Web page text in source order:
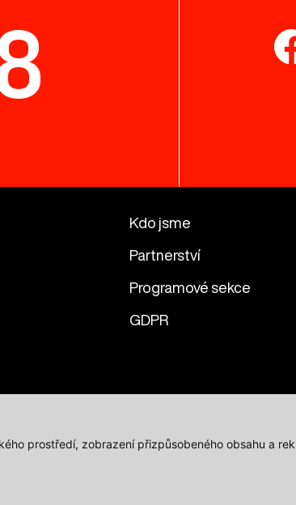
prostředí, zobrazení přizpůsobeného obsahu a
Kdo jsme
Partnerství
Programové sekce
GDPR